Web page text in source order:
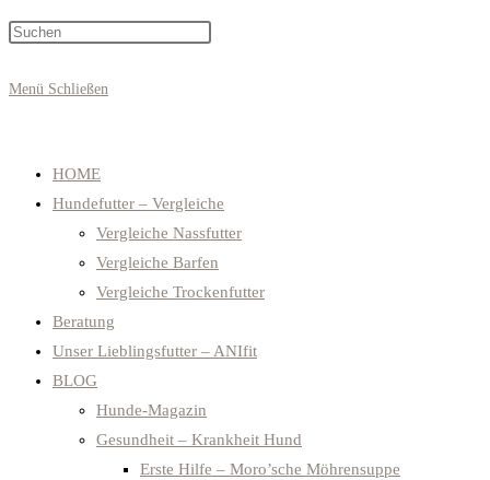
Suche
panel.
Menü Schließen
HOME
Hundefutter – Vergleiche
Vergleiche Nassfutter
Vergleiche Barfen
Vergleiche Trockenfutter
Beratung
Unser Lieblingsfutter – ANIfit
BLOG
Hunde-Magazin
Gesundheit – Krankheit Hund
Erste Hilfe – Moro’sche Möhrensuppe